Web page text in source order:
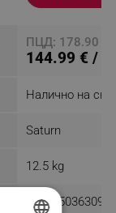
ПЦД: 178.90 €
144.99 € /
Налично на
Saturn
12.5 kg
8595150363096